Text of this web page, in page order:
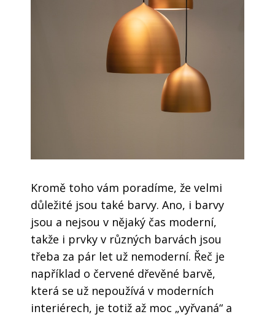
Kromě toho vám poradíme, že velmi
důležité jsou také barvy. Ano, i barvy
jsou a nejsou v nějaký čas moderní,
takže i prvky v různých barvách jsou
třeba za pár let už nemoderní. Řeč je
například o červené dřevěné barvě,
která se už nepoužívá v moderních
interiérech, je totiž až moc „vyřvaná“ a